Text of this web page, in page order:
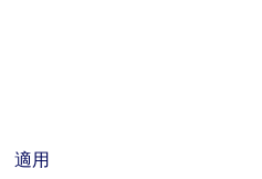
用